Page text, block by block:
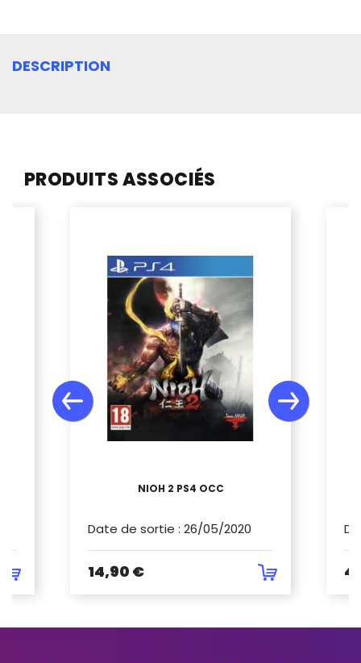
DESCRIPTION
PRODUITS ASSOCIÉS
NIOH 2 PS4 OCC
Date de sortie : 26/05/2020
14,90 €